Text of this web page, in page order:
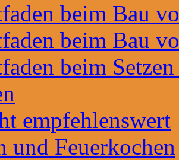
beim Bau
beim Bau
beim
empfehlenswert
und Feuerkochen